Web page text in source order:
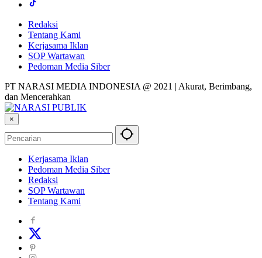
Redaksi
Tentang Kami
Kerjasama Iklan
SOP Wartawan
Pedoman Media Siber
PT NARASI MEDIA INDONESIA @ 2021 | Akurat, Berimbang,
dan Mencerahkan
×
Kerjasama Iklan
Pedoman Media Siber
Redaksi
SOP Wartawan
Tentang Kami